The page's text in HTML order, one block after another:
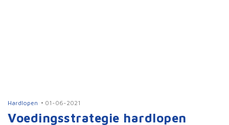
Hardlopen 01-06-2021
Voedingsstrategie hardlopen